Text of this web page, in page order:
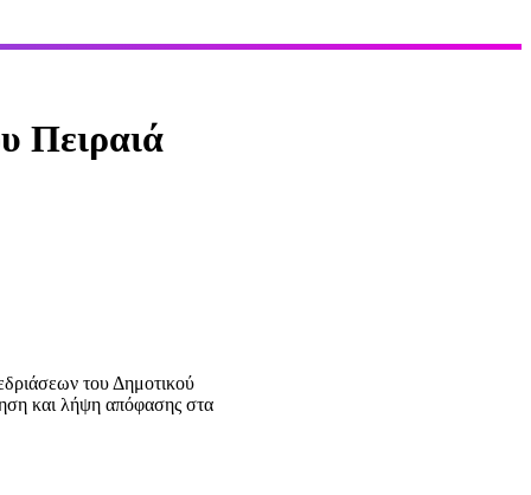
Πειραιά
του Δημοτικού
και λήψη απόφασης στα